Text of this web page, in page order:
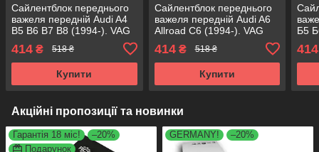
Сайлентблок переднього
важеля передній Audi A4
B5 B6 B7 B8 (1994-). VAG
TD437W , VKDS331029
414 ₴ 518 ₴
Купити
Сайлентблок переднього
важеля передній Audi A6
Allroad C6 (1994-). VAG
TD437W , VKDS331029
414₴ 518 ₴
Купити
Б5
414
Акційні пропозиції та новинки
Гарантія 18 міс!
–20%
Подарунок
GERMANY! –20%